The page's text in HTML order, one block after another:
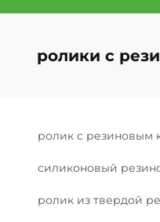
ролики с
ролик с резиновым
силиконовый
ролик из твердой